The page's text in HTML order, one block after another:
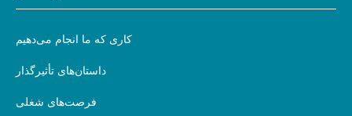
کاری که ما انجام می‌دهیم
داستان‌های تأثیرگذار
فرصت‌های شغلی